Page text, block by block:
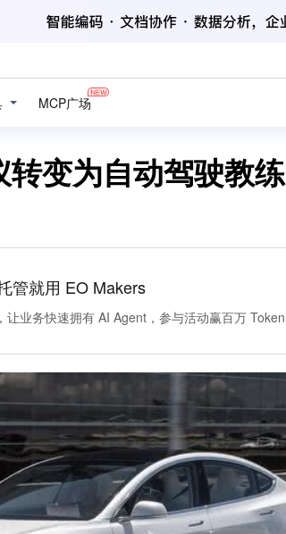
MCP广场
变为自动驾驶教练
管就用 EO Makers
让业务快速拥有 AI Agent，参与活动赢百万 Token